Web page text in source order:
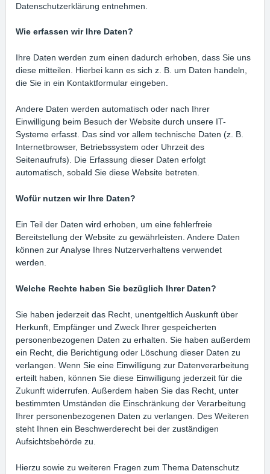
Datenschutzerklärung entnehmen.
Wie erfassen wir Ihre Daten?
Ihre Daten werden zum einen dadurch erhoben, dass Sie uns
diese mitteilen. Hierbei kann es sich z. B. um Daten handeln,
die Sie in ein Kontaktformular eingeben.
Andere Daten werden automatisch oder nach Ihrer
Einwilligung beim Besuch der Website durch unsere IT-
Systeme erfasst. Das sind vor allem technische Daten (z. B.
Internetbrowser, Betriebssystem oder Uhrzeit des
Seitenaufrufs). Die Erfassung dieser Daten erfolgt
automatisch, sobald Sie diese Website betreten.
Wofür nutzen wir Ihre Daten?
Ein Teil der Daten wird erhoben, um eine fehlerfreie
Bereitstellung der Website zu gewährleisten. Andere Daten
können zur Analyse Ihres Nutzerverhaltens verwendet
werden.
Welche Rechte haben Sie bezüglich Ihrer Daten?
Sie haben jederzeit das Recht, unentgeltlich Auskunft über
Herkunft, Empfänger und Zweck Ihrer gespeicherten
personenbezogenen Daten zu erhalten. Sie haben außerdem
ein Recht, die Berichtigung oder Löschung dieser Daten zu
verlangen. Wenn Sie eine Einwilligung zur Datenverarbeitung
erteilt haben, können Sie diese Einwilligung jederzeit für die
Zukunft widerrufen. Außerdem haben Sie das Recht, unter
bestimmten Umständen die Einschränkung der Verarbeitung
Ihrer personenbezogenen Daten zu verlangen. Des Weiteren
steht Ihnen ein Beschwerderecht bei der zuständigen
Aufsichtsbehörde zu.
Hierzu sowie zu weiteren Fragen zum Thema Datenschutz